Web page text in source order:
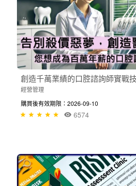
創造千萬業績的口腔諮詢師實戰
經營管理
購買後有效期限：2026-09-10
6574